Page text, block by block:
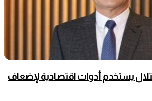
يستخدم أدوات اقتصادية لإضعاف